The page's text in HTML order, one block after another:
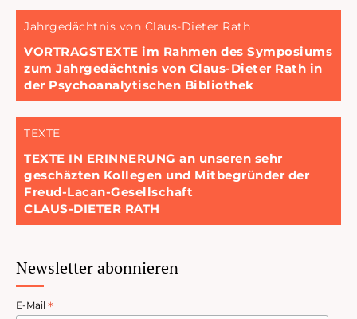
Jahrgedächtnis von Claus-Dieter Rath
VORTRAGSTEXTE im Rahmen des Symposiums
zum Jahrgedächtnis von Claus-Dieter Rath in
der Psychoanalytischen Bibliothek
TEXTE
TEXTE IN ERINNERUNG an unseren sehr
geschäzten Kollegen und Mitbegründer der
Freud-Lacan-Gesellschaft
CLAUS-DIETER RATH
Newsletter abonnieren
E-Mail *